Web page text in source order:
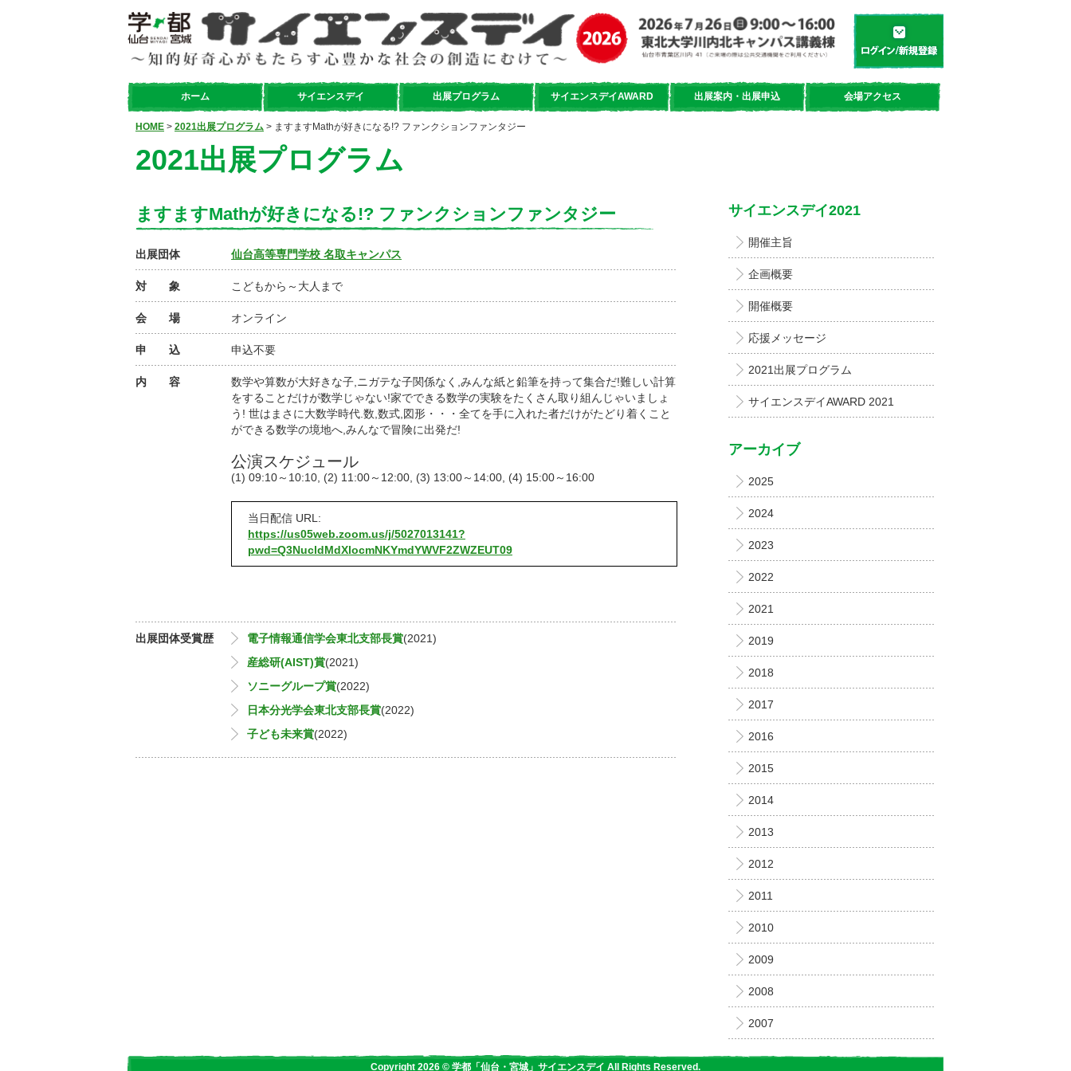
学都「仙台・宮城」サイエンスデイ
ホーム サイエンスデイ 出展プログラム サイエンスデイAWARD 出展案内・出展申込 会場アクセス
HOME > 2021出展プログラム > ますますMathが好きになる!? ファンクションファンタジー
2021出展プログラム
ますますMathが好きになる!? ファンクションファンタジー
出展団体 仙台高等専門学校 名取キャンパス
対 象 こどもから～大人まで
会 場 オンライン
申 込 申込不要
内 容
数学や算数が大好きな子,ニガテな子関係なく,みんな紙と鉛筆を持って集合だ!難しい計算
をすることだけが数学じゃない!家でできる数学の実験をたくさん取り組んじゃいましょ
う! 世はまさに大数学時代.数,数式,図形・・・全てを手に入れた者だけがたどり着くこと
ができる数学の境地へ,みんなで冒険に出発だ!
公演スケジュール
(1) 09:10～10:10, (2) 11:00～12:00, (3) 13:00～14:00, (4) 15:00～16:00
当日配信 URL:
https://us05web.zoom.us/j/5027013141?
pwd=Q3NucldMdXlocmNKYmdYWVF2ZWZEUT09
出展団体受賞歴 電子情報通信学会東北支部長賞(2021)
産総研(AIST)賞(2021)
ソニーグループ賞(2022)
日本分光学会東北支部長賞(2022)
子ども未来賞(2022)
サイエンスデイ2021
開催主旨
企画概要
開催概要
応援メッセージ
2021出展プログラム
サイエンスデイAWARD 2021
アーカイブ
2025
2024
2023
2022
2021
2019
2018
2017
2016
2015
2014
2013
2012
2011
2010
2009
2008
2007
Copyright 2026 © 学都「仙台・宮城」サイエンスデイ All Rights Reserved.